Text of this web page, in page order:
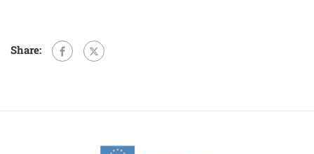
Share: